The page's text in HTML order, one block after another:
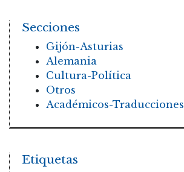
Secciones
Gijón-Asturias
Alemania
Cultura-Política
Otros
Académicos-Traducciones
Etiquetas